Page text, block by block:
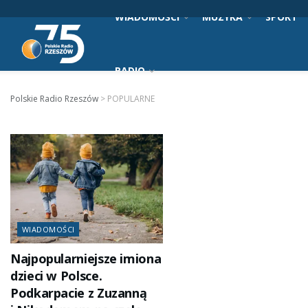
WIADOMOŚCI MUZYKA SPORT
RADIO
Polskie Radio Rzeszów > POPULARNE
WIADOMOŚCI
Najpopularniejsze imiona
dzieci w Polsce.
Podkarpacie z Zuzanną